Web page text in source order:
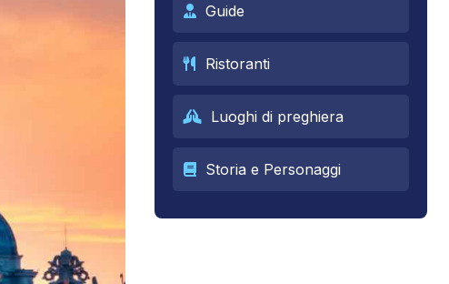
Guide
Ristoranti
Luoghi di preghiera
Storia e Personaggi